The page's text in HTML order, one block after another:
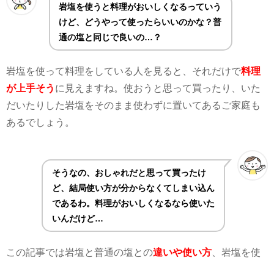
岩塩を使うと料理がおいしくなるっていう
けど、どうやって使ったらいいのかな？普
通の塩と同じで良いの…？
岩塩を使って料理をしている人を見ると、それだけで料理
が上手そう に見えますね。使おうと思って買ったり、いた
だいたりした岩塩をそのまま使わずに置いてあるご家庭も
あるでしょう。
そうなの、おしゃれだと思って買ったけ
ど、結局使い方が分からなくてしまい込ん
であるわ。料理がおいしくなるなら使いた
いんだけど…
この記事では岩塩と普通の塩との違いや使い方 、岩塩を使